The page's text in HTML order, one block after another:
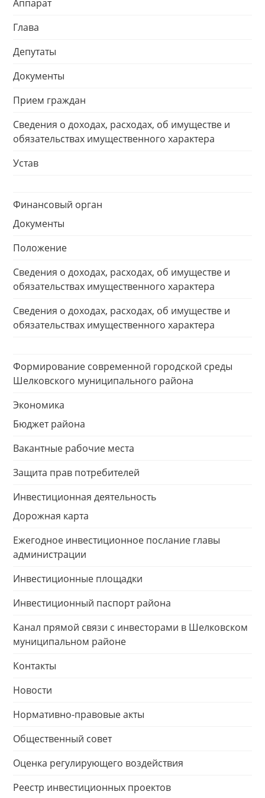
Аппарат
Глава
Депутаты
Документы
Прием граждан
Сведения о доходах, расходах, об имуществе и
обязательствах имущественного характера
Устав
Финансовый орган
Документы
Положение
Сведения о доходах, расходах, об имуществе и
обязательствах имущественного характера
Сведения о доходах, расходах, об имуществе и
обязательствах имущественного характера
Формирование современной городской среды
Шелковского муниципального района
Экономика
Бюджет района
Вакантные рабочие места
Защита прав потребителей
Инвестиционная деятельность
Дорожная карта
Ежегодное инвестиционное послание главы
администрации
Инвестиционные площадки
Инвестиционный паспорт района
Канал прямой связи с инвесторами в Шелковском
муниципальном районе
Контакты
Новости
Нормативно-правовые акты
Общественный совет
Оценка регулирующего воздействия
Реестр инвестиционных проектов